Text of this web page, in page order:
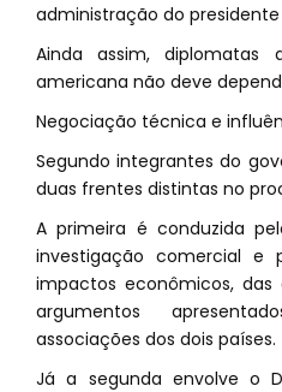
administração do
Ainda assim,
americana não deve
Negociação técnica e
Segundo integrantes do
duas frentes distintas no
A primeira é conduzida
investigação comercial e
impactos econômicos, das
argumentos
associações dos dois países.
Já a segunda envolve o